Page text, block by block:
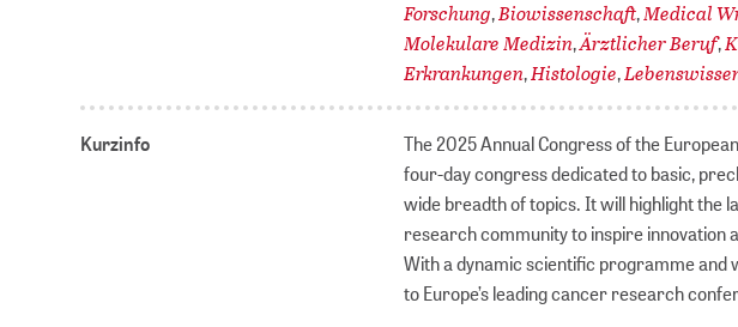
Forschung,Biowissenschaft,Medical
Molekulare Medizin,Ärztlicher Beruf,
Erkrankungen,Histologie,
Kurzinfo
The 2025 Annual Congress of the
four-day congress dedicated to basic,
wide breadth of topics. It will highlight the
research community to inspire innovation
With a dynamic scientific programme
to Europe’s leading cancer research